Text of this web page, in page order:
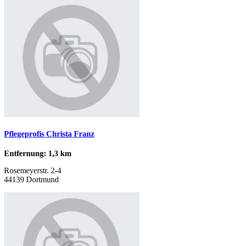
Pflegeprofis Christa Franz
Entfernung: 1,3 km
Rosemeyerstr. 2-4
44139 Dortmund